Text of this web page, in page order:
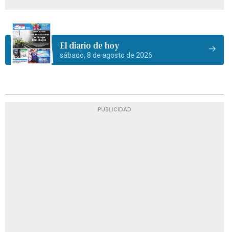
El diario de hoy
sábado, 8 de agosto de 2026
PUBLICIDAD